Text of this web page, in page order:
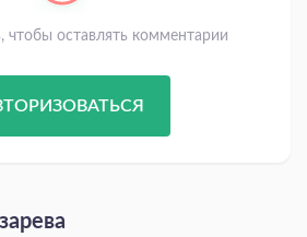
чтобы оставлять комментарии